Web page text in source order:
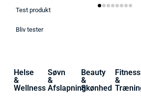
Test produkt
Bliv tester
Helse
&
Wellness
Søvn
&
Afslapning
Beauty
&
Skønhed
Fitness
&